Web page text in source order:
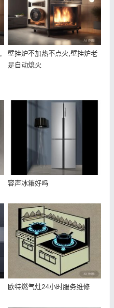
壁挂炉不加热不点火,壁挂炉老
是自动熄火
容声冰箱好吗
欧特燃气灶24小时服务维修